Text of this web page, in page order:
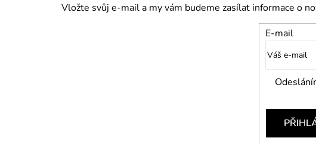
Vložte svůj e-mail a my vám budeme zasílat informace o
E-mail